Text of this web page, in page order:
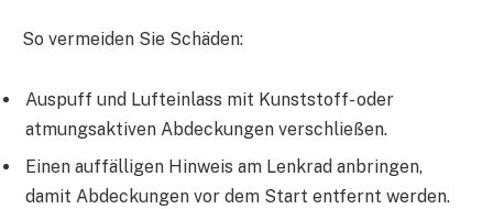
So vermeiden Sie Schäden:
Auspuff und Lufteinlass mit Kunststoff- oder
atmungsaktiven Abdeckungen verschließen.
Einen auffälligen Hinweis am Lenkrad anbringen,
damit Abdeckungen vor dem Start entfernt werden.